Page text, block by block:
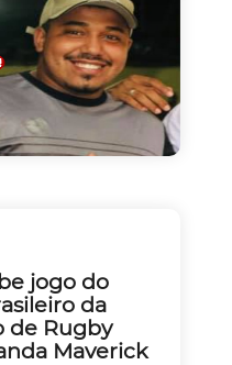
jogo do
da
de Rugby
Maverick